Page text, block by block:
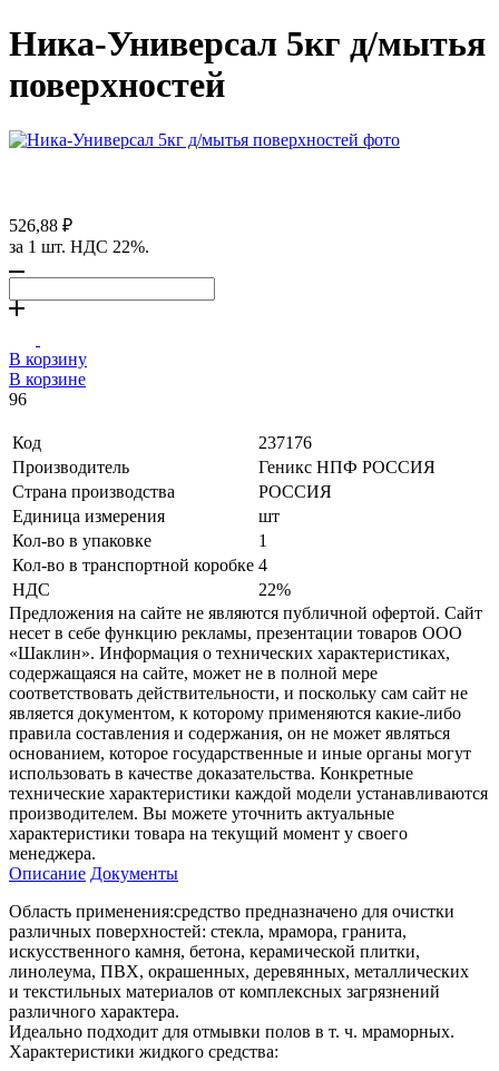
Ника-Универсал 5кг д/мытья
поверхностей
526,88 ₽
за 1 шт. НДС 22%.
В корзину
В корзине
96
Код
237176
Производитель
Геникс НПФ РОССИЯ
Страна производства
РОССИЯ
Единица измерения
шт
Кол-во в упаковке
1
Кол-во в транспортной коробке 4
НДС
22%
Предложения на сайте не являются публичной офертой. Сайт
несет в себе функцию рекламы, презентации товаров ООО
«Шаклин». Информация о технических характеристиках,
содержащаяся на сайте, может не в полной мере
соответствовать действительности, и поскольку сам сайт не
является документом, к которому применяются какие-либо
правила составления и содержания, он не может являться
основанием, которое государственные и иные органы могут
использовать в качестве доказательства. Конкретные
технические характеристики каждой модели устанавливаются
производителем. Вы можете уточнить актуальные
характеристики товара на текущий момент у своего
менеджера.
Описание Документы
Область применения:средство предназначено для очистки
различных поверхностей: стекла, мрамора, гранита,
искусственного камня, бетона, керамической плитки,
линолеума, ПВХ, окрашенных, деревянных, металлических
и текстильных материалов от комплексных загрязнений
различного характера.
Идеально подходит для отмывки полов в т. ч. мраморных.
Характеристики жидкого средства: